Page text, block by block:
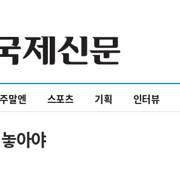
주말엔 스포츠 기획 인터뷰
아야